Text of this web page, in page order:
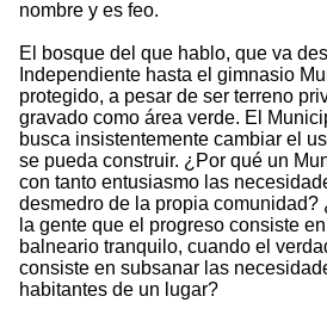
nombre y es feo.
El bosque del que hablo, que va
Independiente hasta el gimnasio
protegido, a pesar de ser terreno
gravado como área verde. El
busca insistentemente cambiar el
se pueda construir. ¿Por qué un
con tanto entusiasmo las
desmedro de la propia comunidad?
la gente que el progreso consiste
balneario tranquilo, cuando el
consiste en subsanar las
habitantes de un lugar?